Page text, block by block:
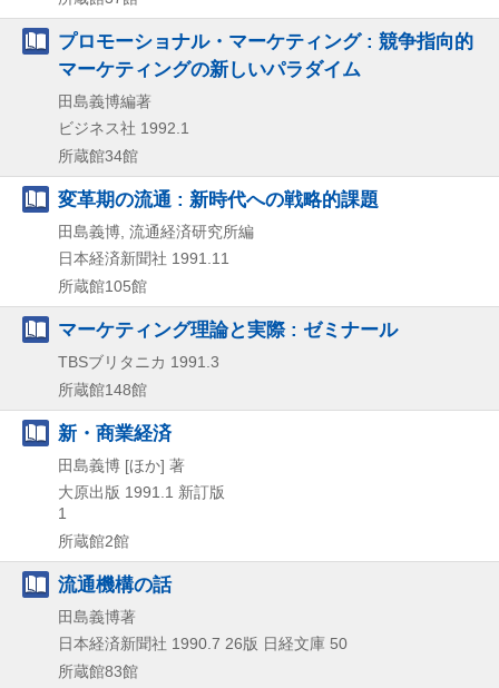
プロモーショナル・マーケティング : 競争指向的
マーケティングの新しいパラダイム
田島義博編著
ビジネス社 1992.1
所蔵館34館
変革期の流通 : 新時代への戦略的課題
田島義博, 流通経済研究所編
日本経済新聞社 1991.11
所蔵館105館
マーケティング理論と実際 : ゼミナール
TBSブリタニカ 1991.3
所蔵館148館
新・商業経済
田島義博 [ほか] 著
大原出版 1991.1 新訂版
1
所蔵館2館
流通機構の話
田島義博著
日本経済新聞社 1990.7 26版 日経文庫 50
所蔵館83館